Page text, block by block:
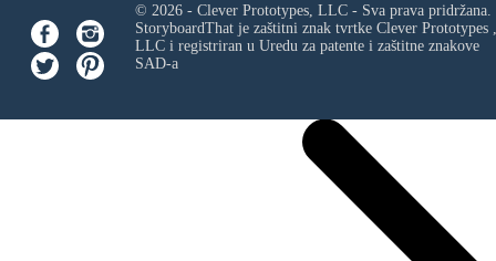
© 2026 - Clever Prototypes, LLC - Sva prava pridržana.
StoryboardThat je zaštitni znak tvrtke Clever Prototypes ,
LLCi registriran u Uredu za patente i zaštitne znakove
SAD-a